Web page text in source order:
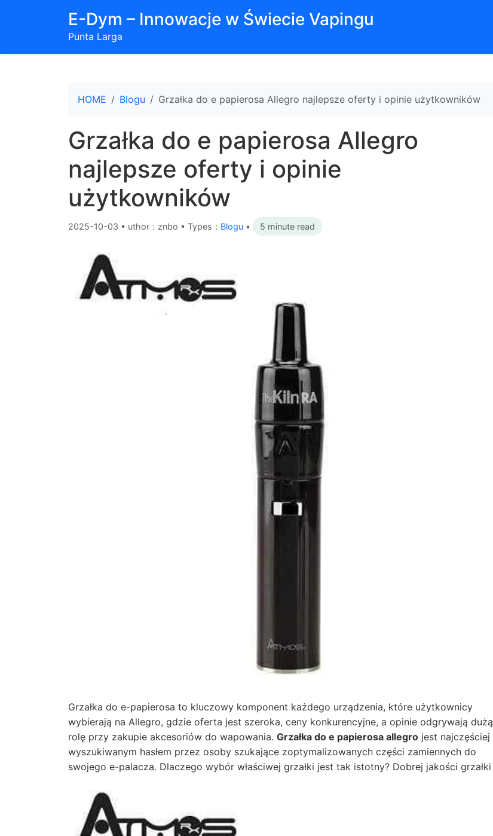
E-Dym – Innowacje w Świecie Vapingu
Punta Larga
HOME Blogu Grzałka do e papierosa Allegro najlepsze oferty i opinie użytkowników
Grzałka do e papierosa Allegro
najlepsze oferty i opinie
użytkowników
2025-10-03 • uthor：znbo • Types： Blogu • 5 minute read
Grzałka do e-papierosa to kluczowy komponent każdego urządzenia, które użytkownicy
wybierają na Allegro, gdzie oferta jest szeroka, ceny konkurencyjne, a opinie odgrywają dużą
rolę przy zakupie akcesoriów do wapowania. Grzałka do e papierosa allegro jest najczęściej
wyszukiwanym hasłem przez osoby szukające zoptymalizowanych części zamiennych do
swojego e-palacza. Dlaczego wybór właściwej grzałki jest tak istotny? Dobrej jakości grzałki